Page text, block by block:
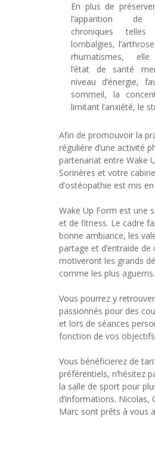
En plus de
l’apparition de
chroniques
lombalgies,
rhumatismes,
l’état de santé
niveau d’énergie,
sommeil, la
limitant l’anxiété, le
Afin de promouvoir la
régulière d’une activité
partenariat entre Wake
Sorinères et votre
d’ostéopathie est mis
Wake Up Form est une
et de fitness. Le cadre
bonne ambiance, les
partage et d’entraide de
motiveront les grands
comme les plus aguerris.
Vous pourrez y
passionnés pour des
et lors de séances
fonction de vos
Vous bénéficierez de
préférentiels, n’hésitez
la salle de sport pour
d’informations. Nicolas,
Marc sont prêts à vous